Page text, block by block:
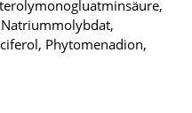
Phytomenadion,